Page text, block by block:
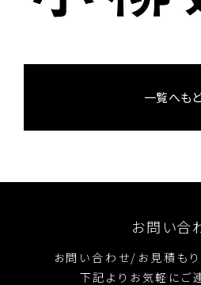
一覧へも
お問い合
お問い合わせ/お見積も
下記よりお気軽にご